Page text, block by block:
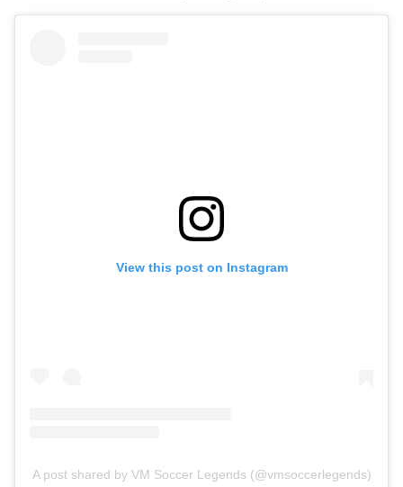
View this post on Instagram
A post shared by VM Soccer Legends (@vmsoccerlegends)